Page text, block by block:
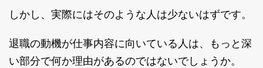
しかし、実際にはそのような人は少ないはずです。
退職の動機が仕事内容に向いている人は、もっと深
い部分で何か理由があるのではないでしょうか。